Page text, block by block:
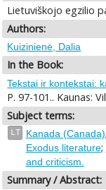
Lietuviškojo egzilio
Authors:
Kuizinienė, Dalia
In the Book:
Tekstai ir kontekstai:
P. 97-101.. Kaunas:
Subject terms:
LT Kanada (Canada);
Exodus literature;
and criticism.
Summary / Abstract: